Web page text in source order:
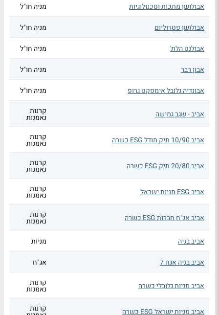
אבולושן מתכות וטכנולוגיות מניה חו"ל
אבולושן פטרוליום מניה חו"ל
אבולנט הלת' מניה חו"ל
אבון רבר מניה חו"ל
אבונדיה גלובל אימפקט גרופ מניה חו"ל
אביב - שגב גמישה קרנות
נאמנות
אביב 10/90 תיק מודל ESG כשרה קרנות
נאמנות
אביב 20/80 תיק ESG כשרה קרנות
נאמנות
אביב ESG מניות ישראל קרנות
נאמנות
אביב אג"ח חברות ESG כשרה קרנות
נאמנות
אביב בניה
מניות
אביב בניה אגח 7 אג"ח
אביב מניות גלובלי כשרה קרנות
נאמנות
אביב מניות ישראל ESG כשרה קרנות